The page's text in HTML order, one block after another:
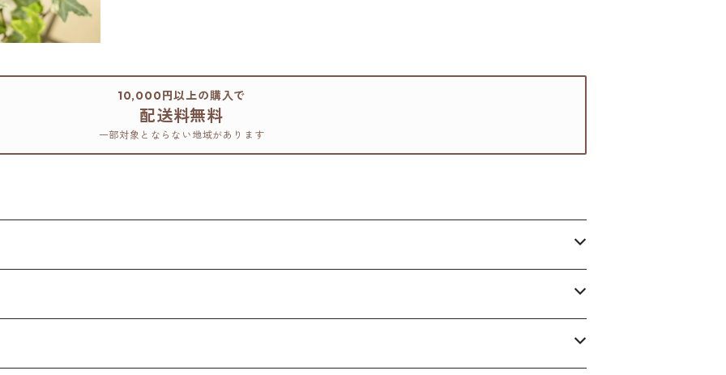
10,000円以上の購入で
配送料無料
一部対象とならない地域があります